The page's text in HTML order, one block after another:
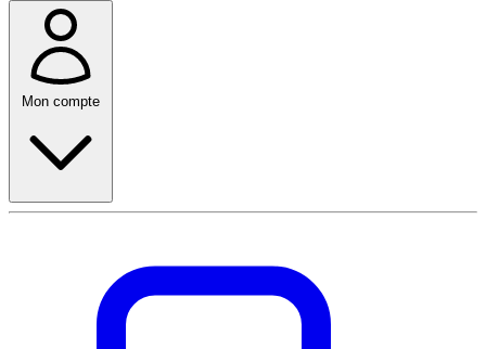
Mon compte